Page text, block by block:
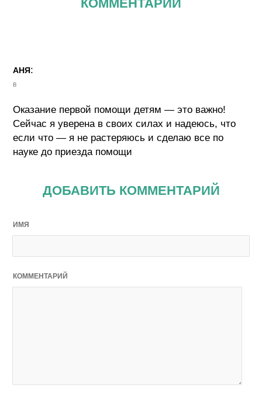
КОММЕНТАРИЙ
АНЯ:
в
Оказание первой помощи детям — это важно!
Сейчас я уверена в своих силах и надеюсь, что
если что — я не растеряюсь и сделаю все по
науке до приезда помощи
ДОБАВИТЬ КОММЕНТАРИЙ
ИМЯ
КОММЕНТАРИЙ